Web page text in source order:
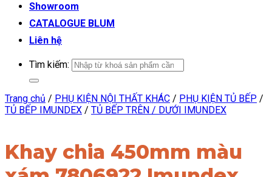
Showroom
CATALOGUE BLUM
Liên hệ
Tìm kiếm:
Trang chủ / PHỤ KIỆN NỘI THẤT KHÁC / PHỤ KIỆN TỦ BẾP /
TỦ BẾP IMUNDEX / TỦ BẾP TRÊN / DƯỚI IMUNDEX
Khay chia 450mm màu